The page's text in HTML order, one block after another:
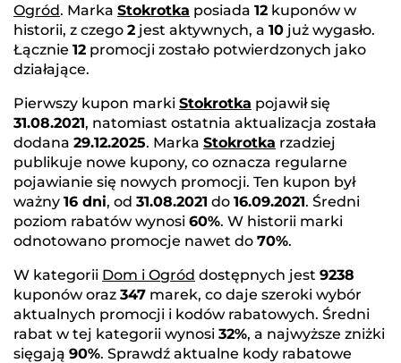
Ogród. Marka Stokrotka posiada 12 kuponów w
historii, z czego 2 jest aktywnych, a 10 już wygasło.
Łącznie 12 promocji zostało potwierdzonych jako
działające.
Pierwszy kupon marki Stokrotka pojawił się
31.08.2021, natomiast ostatnia aktualizacja została
dodana 29.12.2025. Marka Stokrotka rzadziej
publikuje nowe kupony, co oznacza regularne
pojawianie się nowych promocji. Ten kupon był
ważny 16 dni, od 31.08.2021 do 16.09.2021. Średni
poziom rabatów wynosi 60%. W historii marki
odnotowano promocje nawet do 70%.
W kategorii Dom i Ogród dostępnych jest 9238
kuponów oraz 347 marek, co daje szeroki wybór
aktualnych promocji i kodów rabatowych. Średni
rabat w tej kategorii wynosi 32%, a najwyższe zniżki
sięgają 90%. Sprawdź aktualne kody rabatowe